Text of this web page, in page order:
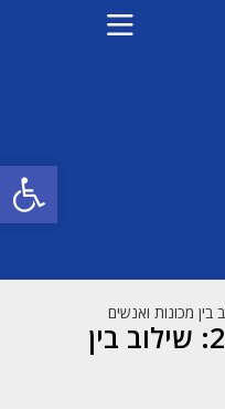
(למחפשי עבודה 052-
שירותי אבטחה ב־2025: שילוב בין